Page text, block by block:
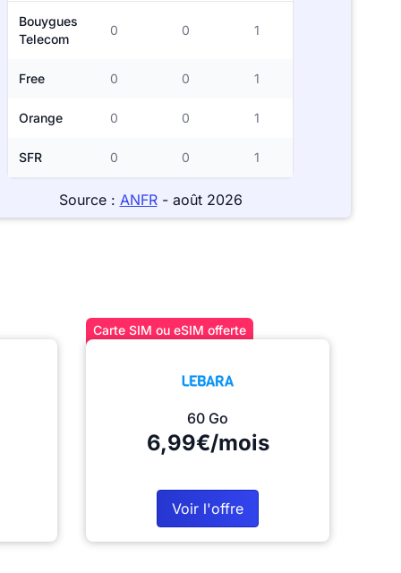
Bouygues
Telecom
0 0 1
Free 0 0 1
Orange 0 0 1
SFR 0 0 1
Source : ANFR- août 2026
Carte SIM ou eSIM offerte
60 Go
6,99€/mois
Voir l'offre